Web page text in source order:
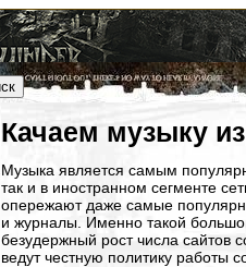
Качаем музыку
Музыка является самым
так и в иностранном сегменте
опережают даже самые
и журналы. Именно такой
безудержный рост числа сайтов
ведут честную политику работы